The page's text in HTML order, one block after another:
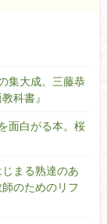
集大成。三藤恭
科書』
面白がる本。桜
じまる熟達のあ
のためのリフ